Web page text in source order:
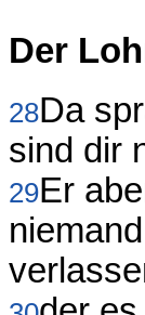
Der
28Da
sind dir
29Er